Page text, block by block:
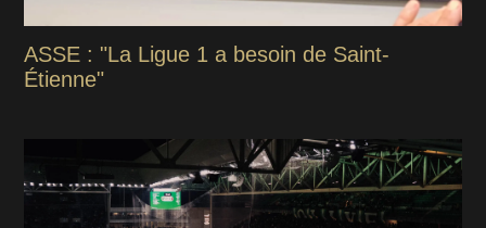
ASSE : "La Ligue 1 a besoin de Saint-
Étienne"